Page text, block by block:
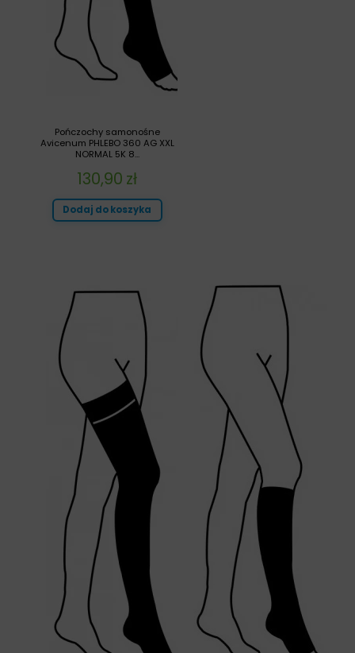
Pończochy samonośne
Avicenum PHLEBO 360 AG XXL
NORMAL 5K 8...
130,90 zł
Dodaj do koszyka